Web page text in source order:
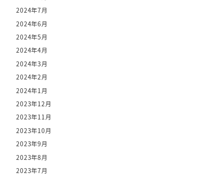
2024年7月
2024年6月
2024年5月
2024年4月
2024年3月
2024年2月
2024年1月
2023年12月
2023年11月
2023年10月
2023年9月
2023年8月
2023年7月